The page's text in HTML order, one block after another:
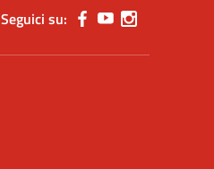
Seguici su: